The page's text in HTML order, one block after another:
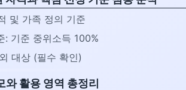
및 가족 정의 기준
: 기준 중위소득 100%
대상 (필수 확인)
활용 영역 총정리